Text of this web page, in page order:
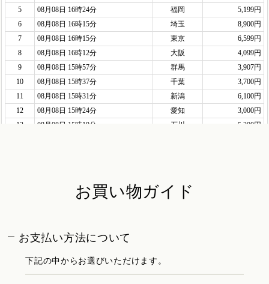
お買い物ガイド
お支払い方法について
下記の中からお選びいただけます。